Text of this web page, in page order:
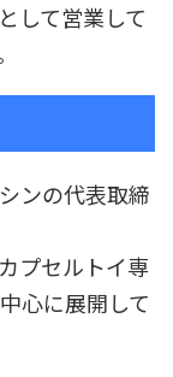
して営業して
ンの代表取締
プセルトイ専
心に展開して